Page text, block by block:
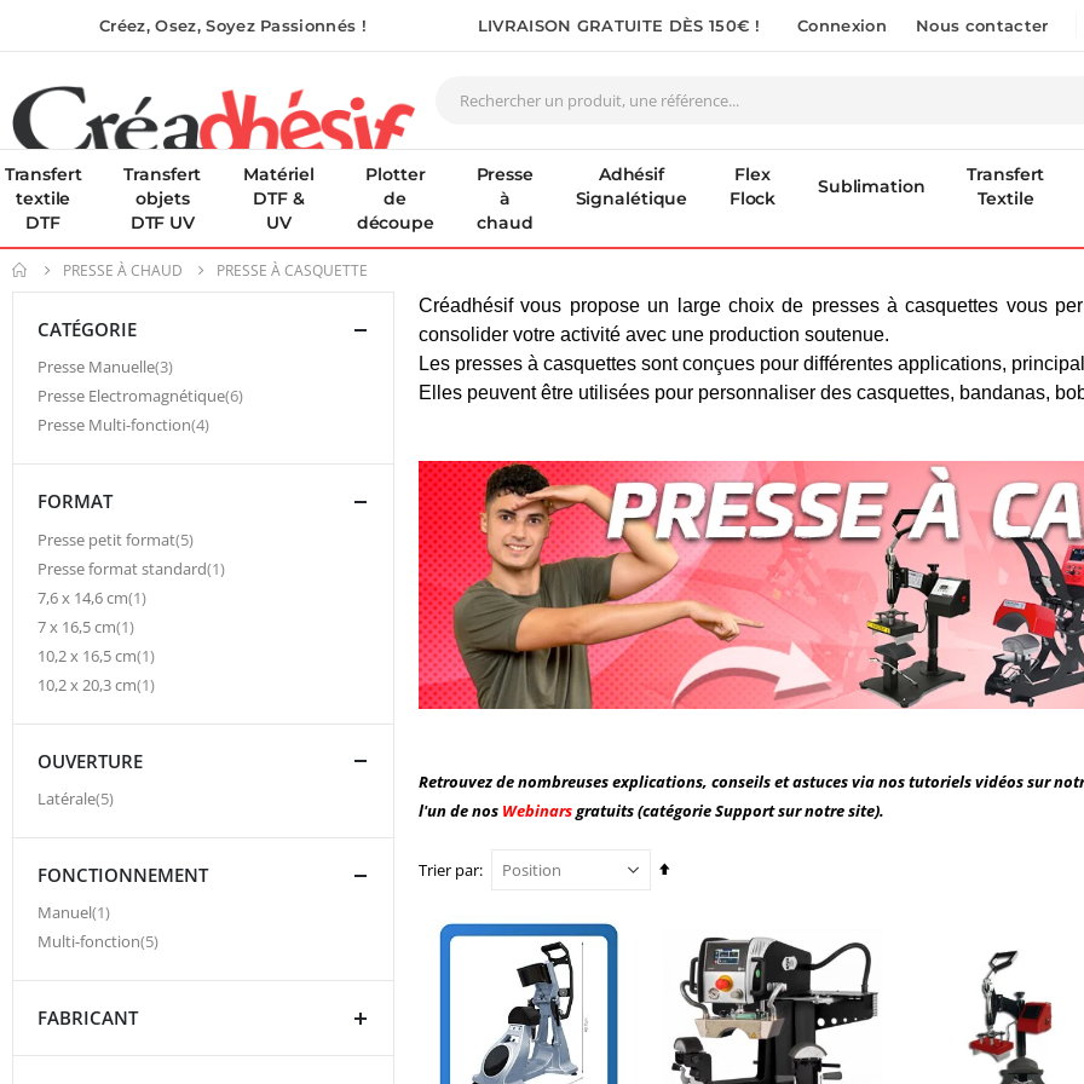
Créez, Osez, Soyez Passionnés ! LIVRAISON GRATUITE DÈS 150€ ! Connexion Nous contacter
Transfert
textile
DTF
Transfert
objets
DTF UV
Matériel
DTF &
UV
Plotter
de
découpe
Presse
à
chaud
Adhésif
Signalétique
Flex
Flock
Sublimation
Transfert
Textile
PRESSE À CHAUD
PRESSE À CASQUETTE
Créadhésif vous propose un large choix de presses à casquettes vous
consolider votre activité avec une production soutenue.
Les presses à casquettes sont conçues pour différentes applications,
Elles peuvent être utilisées pour personnaliser des casquettes, bandanas,
Retrouvez de nombreuses explications, conseils et astuces via nos tutoriels vidéos sur
l'un de nos Webinarsgratuits (catégorie Support sur notre site).
Trier par
Par
CATÉGORIE
Presse Manuelle 3article
Presse Electromagnétique 6article
Presse Multi-fonction 4article
FORMAT
Presse petit format 5article
Presse format standard 1article
7,6 x 14,6 cm 1article
7 x 16,5 cm 1article
10,2 x 16,5 cm 1article
10,2 x 20,3 cm 1article
OUVERTURE
Latérale 5article
FONCTIONNEMENT
Manuel 1article
Multi-fonction 5article
FABRICANT